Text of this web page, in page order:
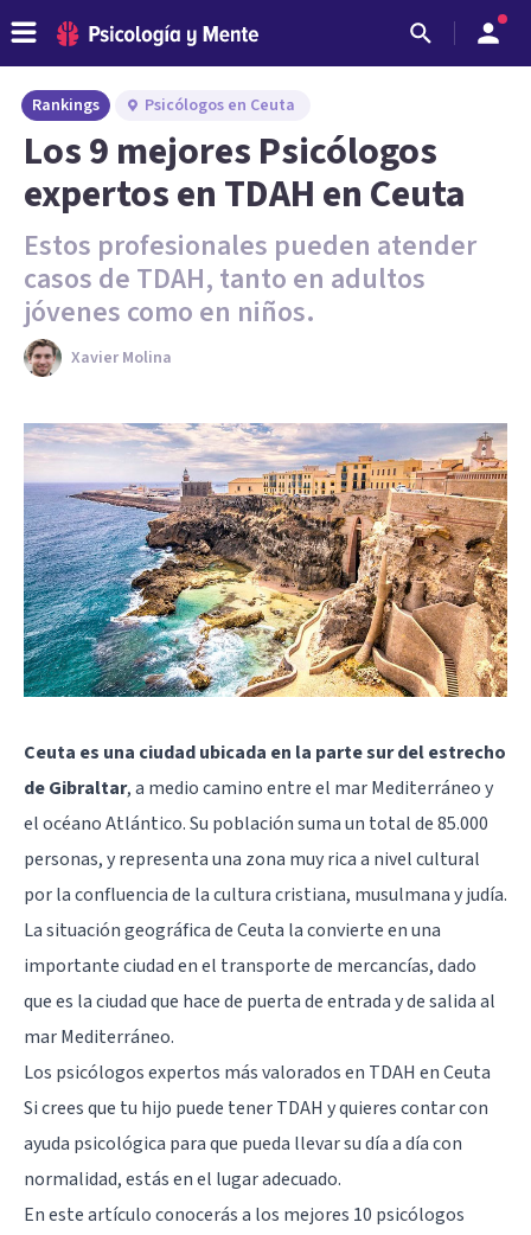
Rankings Psicólogos en Ceuta
Los 9 mejores Psicólogos
expertos en TDAH en Ceuta
Estos profesionales pueden atender
casos de TDAH, tanto en adultos
jóvenes como en niños.
Xavier Molina
Ceuta es una ciudad ubicada en la parte sur del estrecho
de Gibraltar, a medio camino entre el mar Mediterráneo y
el océano Atlántico. Su población suma un total de 85.000
personas, y representa una zona muy rica a nivel cultural
por la confluencia de la cultura cristiana, musulmana y judía.
La situación geográfica deCeuta la convierte en una
importante ciudad en el transporte de mercancías, dado
que es la ciudad que hace de puerta de entrada y de salida al
mar Mediterráneo.
Los psicólogos expertos más valorados en TDAH en Ceuta
Si crees que tu hijo puede tener TDAH y quieres contar con
ayuda psicológica para que pueda llevar su día a día con
normalidad, estás en el lugar adecuado.
En este artículo conocerás a los mejores 10 psicólogos